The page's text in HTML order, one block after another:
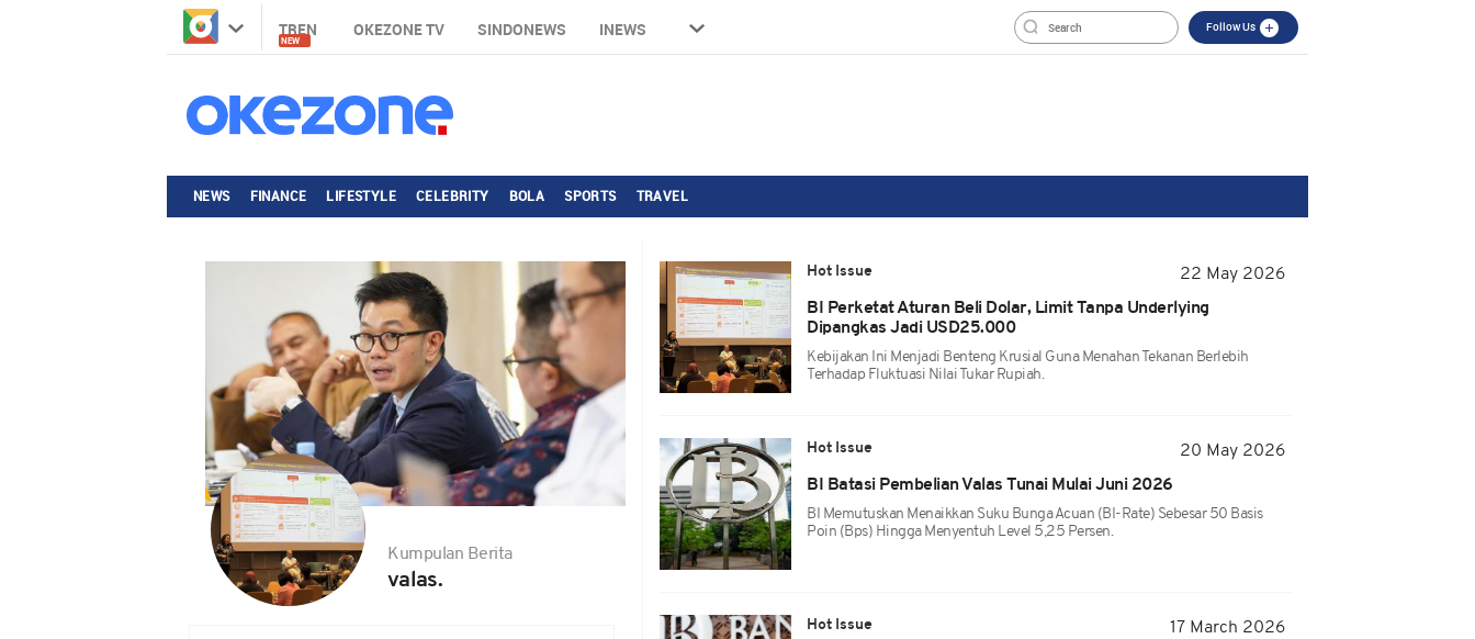
TREN
NEW
OKEZONE TV SINDONEWS INEWS Follow Us
NEWS FINANCE LIFESTYLE CELEBRITY BOLA SPORTS TRAVEL
Kumpulan Berita
valas.
Hot Issue
22 May 2026
BI Perketat Aturan Beli Dolar, Limit Tanpa Underlying
Dipangkas Jadi USD25.000
Kebijakan Ini Menjadi Benteng Krusial Guna Menahan Tekanan Berlebih
Terhadap Fluktuasi Nilai Tukar Rupiah.
Hot Issue
20 May 2026
BI Batasi Pembelian Valas Tunai Mulai Juni 2026
BI Memutuskan Menaikkan Suku Bunga Acuan (BI-Rate) Sebesar 50 Basis
Poin (bps) Hingga Menyentuh Level 5,25 Persen.
Hot Issue
17 March 2026